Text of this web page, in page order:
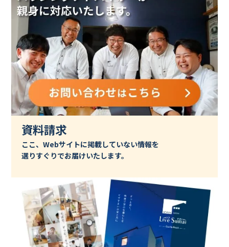
資料請求
ここ、Webサイトに掲載していない情報を
選りすぐりでお届けいたします。